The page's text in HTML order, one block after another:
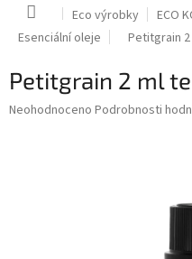
Domů Eco výrobky ECO
Esenciální oleje
Petitgrain
Petitgrain 2 ml
Průměrné
Neohodnoceno Podrobnosti